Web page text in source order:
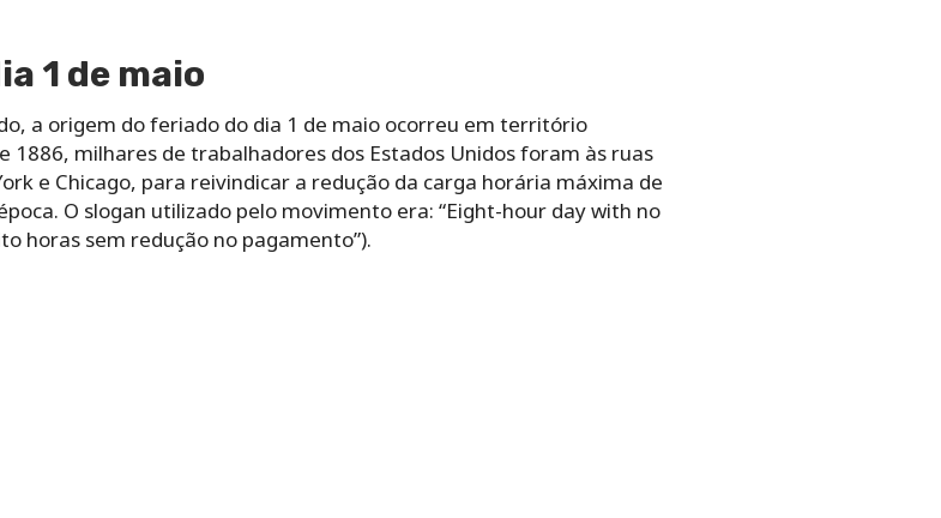
1 de maio
a origem do feriado do dia 1 de maio ocorreu em território
1886, milhares de trabalhadores dos Estados Unidos foram às ruas
e Chicago, para reivindicar a redução da carga horária máxima de
O slogan utilizado pelo movimento era: “Eight-hour day with no
horas sem redução no pagamento”).